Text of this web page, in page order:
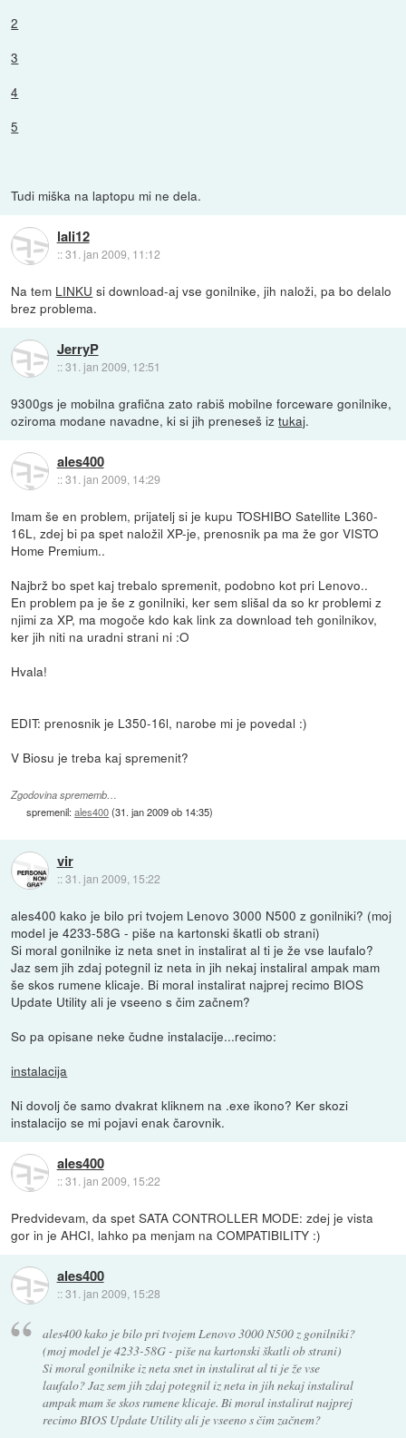
2
3
4
5
Tudi miška na laptopu mi ne dela.
lali12
::31. jan 2009, 11:12
Na tem LINKU si download-aj vse gonilnike, jih naloži, pa bo delalo
brez problema.
JerryP
::31. jan 2009, 12:51
9300gs je mobilna grafična zato rabiš mobilne forceware gonilnike,
oziroma modane navadne, ki si jih preneseš iztukaj.
ales400
::31. jan 2009, 14:29
Imam še en problem, prijatelj si je kupu TOSHIBO Satellite L360-
16L, zdej bi pa spet naložil XP-je, prenosnik pa ma že gor VISTO
Home Premium..
Najbrž bo spet kaj trebalo spremenit, podobno kot pri Lenovo..
En problem pa je še z gonilniki, ker sem slišal da so kr problemi z
njimi za XP, ma mogoče kdo kak link za download teh gonilnikov,
ker jih niti na uradni strani ni :O
Hvala!
EDIT: prenosnik je L350-16l, narobe mi je povedal :)
V Biosu je treba kaj spremenit?
Zgodovina sprememb…
spremenil:ales400(31. jan 2009 ob 14:35)
vir
::31. jan 2009, 15:22
ales400 kako je bilo pri tvojem Lenovo 3000 N500 z gonilniki? (moj
model je 4233-58G - piše na kartonski škatli ob strani)
Si moral gonilnike iz neta snet in instalirat al ti je že vse laufalo?
Jaz sem jih zdaj potegnil iz neta in jih nekaj instaliral ampak mam
še skos rumene klicaje. Bi moral instalirat najprej recimo BIOS
Update Utility ali je vseeno s čim začnem?
So pa opisane neke čudne instalacije...recimo:
instalacija
Ni dovolj če samo dvakrat kliknem na .exe ikono? Ker skozi
instalacijo se mi pojavi enak čarovnik.
ales400
::31. jan 2009, 15:22
Predvidevam, da spet SATA CONTROLLER MODE: zdej je vista
gor in je AHCI, lahko pa menjam na COMPATIBILITY :)
ales400
::31. jan 2009, 15:28
ales400 kako je bilo pri tvojem Lenovo 3000 N500 z gonilniki?
(moj model je 4233-58G - piše na kartonski škatli ob strani)
Si moral gonilnike iz neta snet in instalirat al ti je že vse
laufalo? Jaz sem jih zdaj potegnil iz neta in jih nekaj instaliral
ampak mam še skos rumene klicaje. Bi moral instalirat najprej
recimo BIOS Update Utility ali je vseeno s čim začnem?